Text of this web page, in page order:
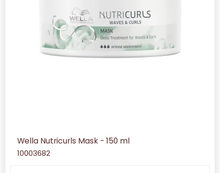
Wella Nutricurls Mask - 150 ml
10003682